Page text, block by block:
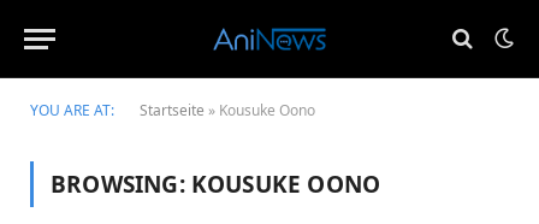
YOU ARE AT: Startseite » Kousuke Oono
BROWSING: KOUSUKE OONO